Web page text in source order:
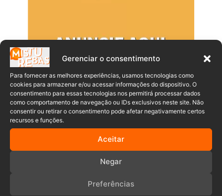
Gerenciar o consentimento
Para fornecer as melhores experiências, usamos tecnologias como
cookies para armazenar e/ou acessar informações do dispositivo. O
consentimento para essas tecnologias nos permitirá processar dados
como comportamento de navegação ou IDs exclusivos neste site. Não
consentir ou retirar o consentimento pode afetar negativamente certos
recursos e funções.
Aceitar
Negar
Preferências
Populares
Timbó ganha novo hospital veterinário
com atendimento 24 horas